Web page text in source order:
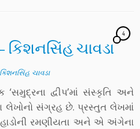
કિશનસિંહ ચાવડા
4
કિશનસિંહ ચાવડા
‘સમુદ્રના દ્વીપ’માં સંસ્કૃતિ અને
લેખોનો સંગ્રહ છે. પ્રસ્તુત લેખમાં
રમણીયતા અને એ અંગેના